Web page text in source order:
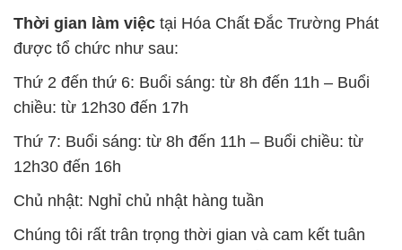
Thời gian làm việc tại Hóa Chất Đắc Trường Phát
được tổ chức như sau:
Thứ 2 đến thứ 6: Buổi sáng: từ 8h đến 11h – Buổi
chiều: từ 12h30 đến 17h
Thứ 7: Buổi sáng: từ 8h đến 11h – Buổi chiều: từ
12h30 đến 16h
Chủ nhật: Nghỉ chủ nhật hàng tuần
Chúng tôi rất trân trọng thời gian và cam kết tuân